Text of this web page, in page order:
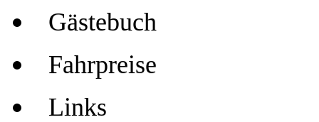
Gästebuch
Fahrpreise
Links